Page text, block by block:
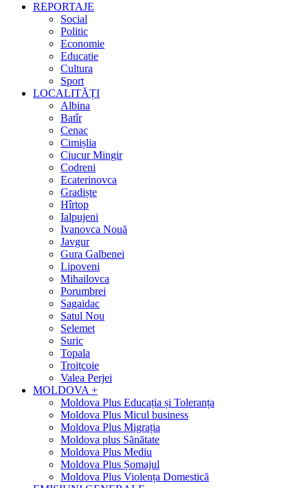
REPORTAJE
Social
Politic
Economie
Educatie
Cultura
Sport
LOCALITĂȚI
Albina
Batîr
Cenac
Cimișlia
Ciucur Mingir
Codreni
Ecaterinovca
Gradiște
Hîrtop
Ialpujeni
Ivanovca Nouă
Javgur
Gura Galbenei
Lipoveni
Mihailovca
Porumbrei
Sagaidac
Satul Nou
Selemet
Suric
Topala
Troițcoie
Valea Perjei
MOLDOVA +
Moldova Plus Educația și Toleranța
Moldova Plus Micul business
Moldova Plus Migrația
Moldova plus Sănătate
Moldova Plus Mediu
Moldova Plus Șomajul
Moldova Plus Violența Domestică